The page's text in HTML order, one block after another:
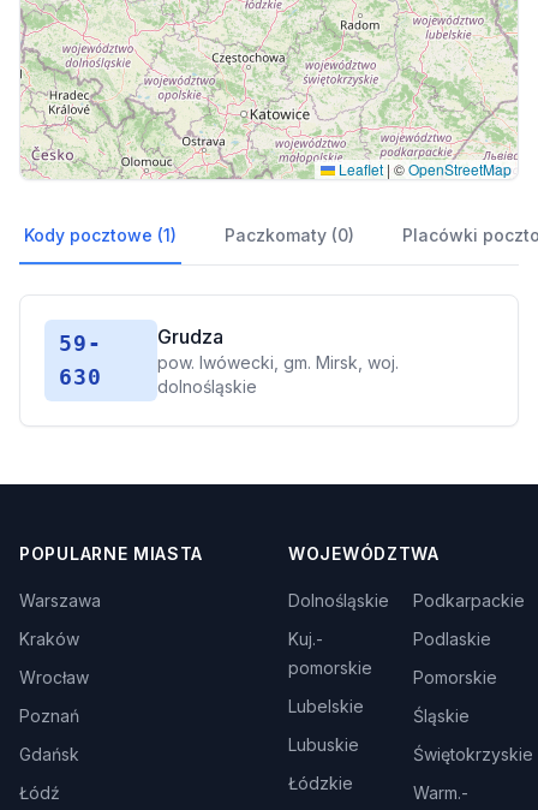
Leaflet | ©OpenStreetMap
Kody pocztowe (1) Paczkomaty (0) Placówki
59-
630
Grudza
pow. lwówecki, gm. Mirsk, woj.
dolnośląskie
POPULARNE MIASTA
Warszawa
Kraków
Wrocław
Poznań
Gdańsk
Łódź
WOJEWÓDZTWA
Dolnośląskie
Kuj.-
pomorskie
Lubelskie
Lubuskie
Łódzkie
Podkarpackie
Podlaskie
Pomorskie
Śląskie
Świętokrzyskie
Warm.-